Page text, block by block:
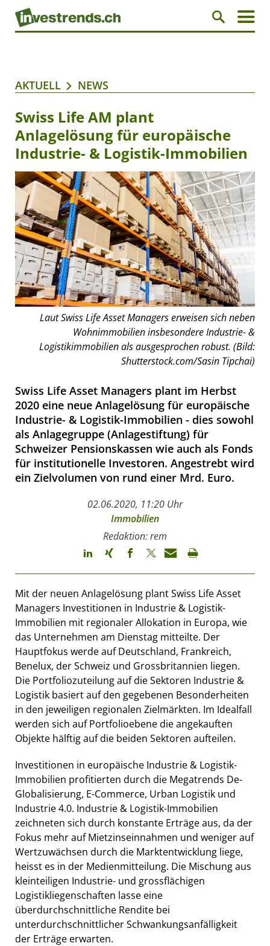
AKTUELL NEWS
Swiss Life AM plant
Anlagelösung für europäische
Industrie- & Logistik-Immobilien
Laut Swiss Life Asset Managers erweisen sich neben
Wohnimmobilien insbesondere Industrie- &
Logistikimmobilien als ausgesprochen robust. (Bild:
Shutterstock.com/Sasin Tipchai)
Swiss Life Asset Managers plant im Herbst
2020 eine neue Anlagelösung für europäische
Industrie- & Logistik-Immobilien - dies sowohl
als Anlagegruppe (Anlagestiftung) für
Schweizer Pensionskassen wie auch als Fonds
für institutionelle Investoren. Angestrebt wird
ein Zielvolumen von rund einer Mrd. Euro.
02.06.2020, 11:20 Uhr
Immobilien
Redaktion: rem
Mit der neuen Anlagelösung plant Swiss Life Asset
Managers Investitionen in Industrie & Logistik-
Immobilien mit regionaler Allokation in Europa, wie
das Unternehmen am Dienstag mitteilte. Der
Hauptfokus werde auf Deutschland, Frankreich,
Benelux, der Schweiz und Grossbritannien liegen.
Die Portfoliozuteilung auf die Sektoren Industrie &
Logistik basiert auf den gegebenen Besonderheiten
in den jeweiligen regionalen Zielmärkten. Im Idealfall
werden sich auf Portfolioebene die angekauften
Objekte hälftig auf die beiden Sektoren aufteilen.
Investitionen in europäische Industrie & Logistik-
Immobilien profitierten durch die Megatrends De-
Globalisierung, E-Commerce, Urban Logistik und
Industrie 4.0. Industrie & Logistik-Immobilien
zeichneten sich durch konstante Erträge aus, da der
Fokus mehr auf Mietzinseinnahmen und weniger auf
Wertzuwächsen durch die Marktentwicklung liege,
heisst es in der Medienmitteilung. Die Mischung aus
kleinteiligen Industrie- und grossflächigen
Logistikliegenschaften lasse eine
überdurchschnittliche Rendite bei
unterdurchschnittlicher Schwankungsanfälligkeit
der Erträge erwarten.